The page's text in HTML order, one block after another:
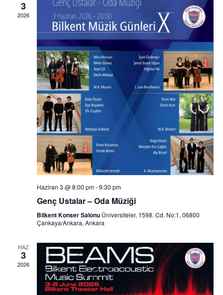
3
2026
Haziran 3 @ 8:00 pm-9:30 pm
Genç Ustalar – Oda Müziği
Bilkent Konser Salonu Üniversiteler, 1598. Cd. No:1, 06800
Çankaya/Ankara, Ankara
HAZ
3
2026